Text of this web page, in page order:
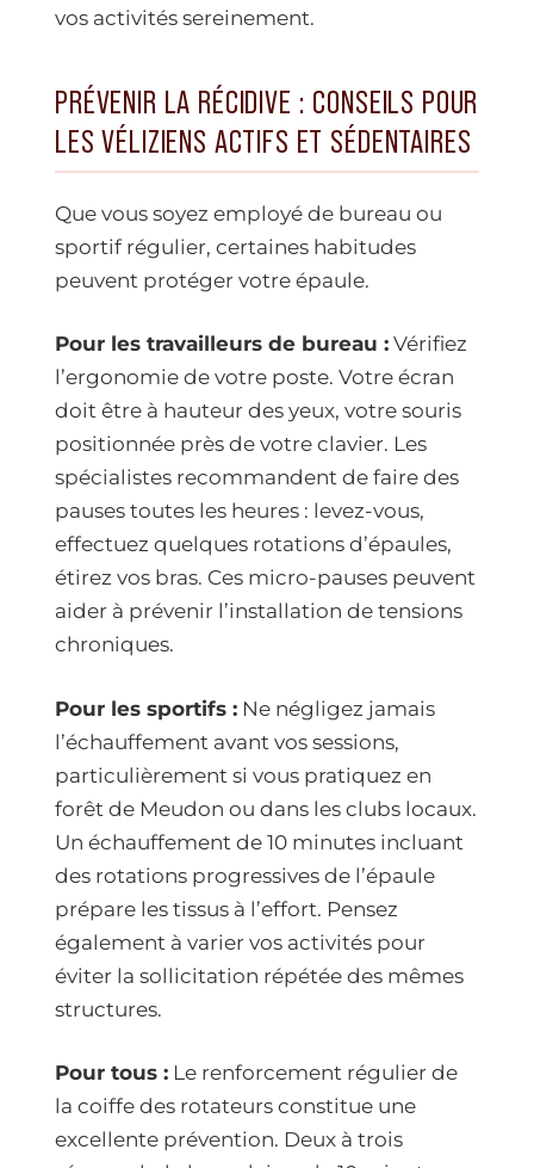
vos activités sereinement.
PRÉVENIR LA RÉCIDIVE : CONSEILS POUR
LES VÉLIZIENS ACTIFS ET SÉDENTAIRES
Que vous soyez employé de bureau ou
sportif régulier, certaines habitudes
peuvent protéger votre épaule.
Pour les travailleurs de bureau : Vérifiez
l’ergonomie de votre poste. Votre écran
doit être à hauteur des yeux, votre souris
positionnée près de votre clavier. Les
spécialistes recommandent de faire des
pauses toutes les heures : levez-vous,
effectuez quelques rotations d’épaules,
étirez vos bras. Ces micro-pauses peuvent
aider à prévenir l’installation de tensions
chroniques.
Pour les sportifs : Ne négligez jamais
l’échauffement avant vos sessions,
particulièrement si vous pratiquez en
forêt de Meudon ou dans les clubs locaux.
Un échauffement de 10 minutes incluant
des rotations progressives de l’épaule
prépare les tissus à l’effort. Pensez
également à varier vos activités pour
éviter la sollicitation répétée des mêmes
structures.
Pour tous : Le renforcement régulier de
la coiffe des rotateurs constitue une
excellente prévention. Deux à trois